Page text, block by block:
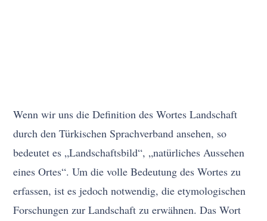
Wenn wir uns die Definition des Wortes Landschaft
durch den Türkischen Sprachverband ansehen, so
bedeutet es „Landschaftsbild“, „natürliches Aussehen
eines Ortes“. Um die volle Bedeutung des Wortes zu
erfassen, ist es jedoch notwendig, die etymologischen
Forschungen zur Landschaft zu erwähnen. Das Wort